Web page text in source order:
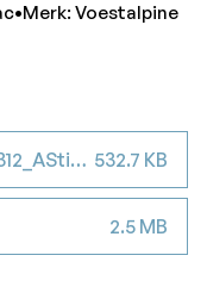
Voestalpine
DatasheetBOHLERFOXCN2312_AStickelectrode_1_ 532.7 KB
2.5 MB